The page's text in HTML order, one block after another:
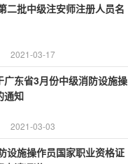
二批中级注安师注册人员名
2021-03-17
广东省3月份中级消防设施操
通知​
2021-03-03
设施操作员国家职业资格证